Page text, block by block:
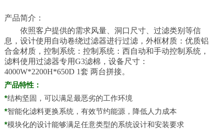
产品简介：
依照客户提供的需求风量、洞口尺寸、过滤类别等信
息，设计使用自动卷绕过滤器进行过滤，外框材质：优质铝
合金材质，控制系统：控制系统：西自动和手动控制系统，
滤料使用过滤器专用G3滤棉，设备尺寸：
4000W*2200H*650D 1套 两台拼接。
产品特性：
*结构坚固，可以满足最恶劣的工作环境
*智能化滤料更换系统，有效节约能源，降低人力成本
*模块化的设计能够满足任意类型的系统设计和安装要求